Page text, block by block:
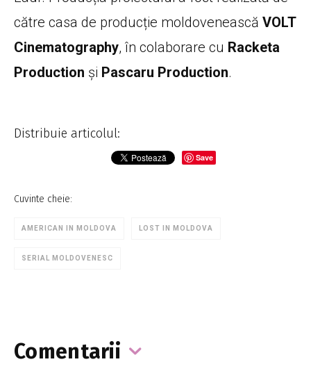
către casa de producție moldovenească VOLT
Cinematography, în colaborare cu Racketa
Production și Pascaru Production.
Distribuie articolul:
Save
Cuvinte cheie:
AMERICAN IN MOLDOVA LOST IN MOLDOVA
SERIAL MOLDOVENESC
Comentarii